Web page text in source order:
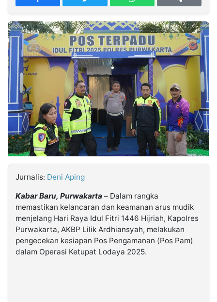
TREETAN
INDONESIA
Partner
Insight
NTB
Suara
Time
Lens
IDN
Daily
Jogja
Jalan
Rakyat
Idealita
News
Kita
Notice
Dinamikapost.com
Radar
Baru
Seedbacklink
Follow
Kabarbaru
Jurnalis: Deni Aping
Kabar Baru, Purwakarta – Dalam rangka
memastikan kelancaran dan keamanan arus mudik
menjelang Hari Raya Idul Fitri 1446 Hijriah, Kapolres
Purwakarta, AKBP Lilik Ardhiansyah, melakukan
pengecekan kesiapan Pos Pengamanan (Pos Pam)
dalam Operasi Ketupat Lodaya 2025.